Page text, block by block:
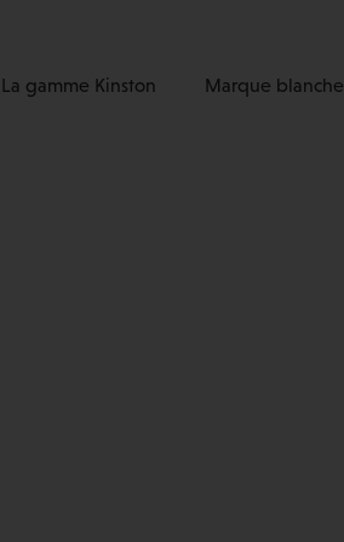
La gamme Kinston Marque blanche